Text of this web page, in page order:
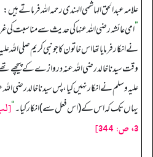
علامہ عبدالحق الہاشمی الہندی رحمہ اللہ فرماتے ہیں:
”امی عائشہ رضی اللہ عنہا کی حدیث سے مناسبت کی
نے انکار فرمایا تھا اس خاتون کا جو نبی کریم صلی
وقت سیدنا خالد رضی اللہ عنہ دروازے کے پیچھے
علیہ وسلم نے انکار نہیں کیا، پس سیدنا خالد رضی
یہاں تک کہ اس کے (اس فعل سے) انکار کیا۔“
3، ص: 344]